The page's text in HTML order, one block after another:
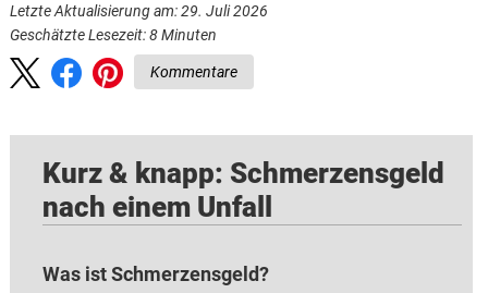
Letzte Aktualisierung am: 29. Juli 2026
Geschätzte Lesezeit:8Minuten
Kommentare
Kurz & knapp: Schmerzensgeld
nach einem Unfall
Was ist Schmerzensgeld?